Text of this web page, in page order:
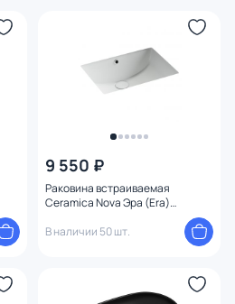
9 550 ₽
Раковина встраиваемая
Ceramica Nova Эра (Era)
46x34.8x21.3 CN15002 белая
В наличии 50 шт.